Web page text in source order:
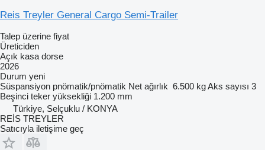
Reis Treyler General Cargo Semi-Trailer
Talep üzerine fiyat
Üreticiden
Açık kasa dorse
2026
Durum yeni
Süspansiyon pnömatik/pnömatik Net ağırlık 6.500 kgAks sayısı 3
Beşinci teker yüksekliği 1.200 mm
Türkiye, Selçuklu / KONYA
REİS TREYLER
Satıcıyla iletişime geç